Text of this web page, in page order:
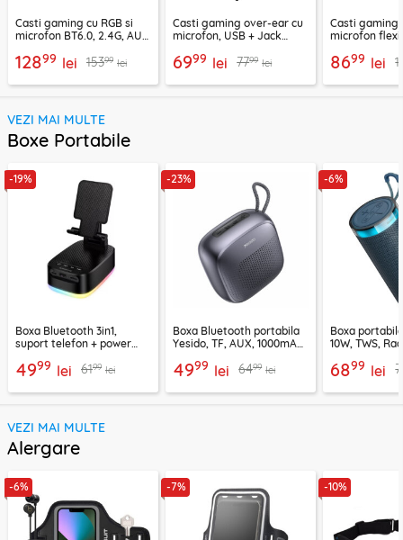
Casti gaming cu RGB si
microfon BT6.0, 2.4G, AUX
12899 lei 15399 lei
Casti gaming over-ear cu
microfon, USB + Jack
BO112
6999 lei 7799 lei
Casti gaming
microfon
8699 lei
VEZI MAI MULTE
Boxe Portabile
-19%
Boxa Bluetooth 3in1,
suport telefon + power
BR200
4999 lei 6199 lei
-23%
Boxa Bluetooth portabila
Yesido, TF, AUX, 1000mAh,
4999 lei 6499 lei
-6%
Boxa
10W, TWS,
6899 lei
VEZI MAI MULTE
Alergare
-6% -7% -10%